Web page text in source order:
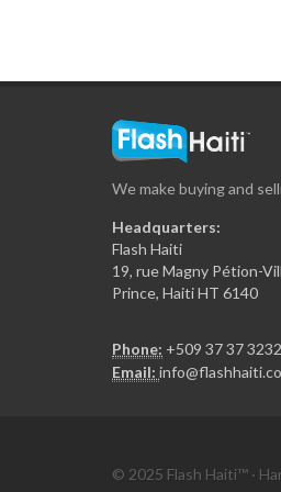
We make buying and
Headquarters:
Flash Haiti
19, rue Magny Pétion-
Prince, Haiti HT 6140
Phone: +509 37 37 3232
Email:
© 2025 Flash Haiti™ ·